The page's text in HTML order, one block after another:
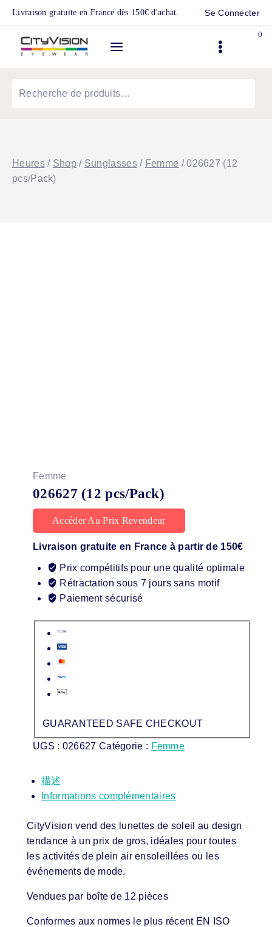
Skip
content
Livraison gratuite en France dès 150€ d'achat. Se Connecter
0
Heures / Shop / Sunglasses / Femme / 026627 (12
pcs/Pack)
Femme
026627 (12 pcs/Pack)
Accéder Au Prix Revendeur
Livraison gratuite en France à partir de 150€
Prix compétitifs pour une qualité optimale
Rétractation sous 7 jours sans motif
Paiement sécurisé
GUARANTEED SAFE CHECKOUT
UGS : 026627 Catégorie : Femme
描述
Informations complémentaires
CityVision vend des lunettes de soleil au design
tendance à un prix de gros, idéales pour toutes
les activités de plein air ensoleillées ou les
événements de mode.
Vendues par boîte de 12 pièces
Conformes aux normes le plus récent EN ISO